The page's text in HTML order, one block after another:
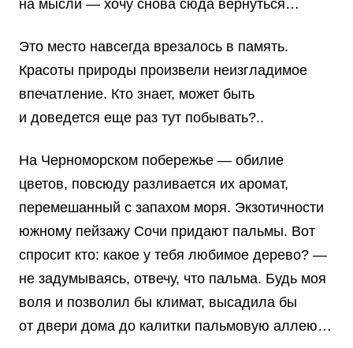
на мысли — хочу снова сюда вернуться…
Это место навсегда врезалось в память.
Красоты природы произвели неизгладимое
впечатление. Кто знает, может быть
и доведется еще раз тут побывать?..
На Черноморском побережье — обилие
цветов, повсюду разливается их аромат,
перемешанный с запахом моря. Экзотичности
южному пейзажу Сочи придают пальмы. Вот
спросит кто: какое у тебя любимое дерево? —
не задумываясь, отвечу, что пальма. Будь моя
воля и позволил бы климат, высадила бы
от двери дома до калитки пальмовую аллею…